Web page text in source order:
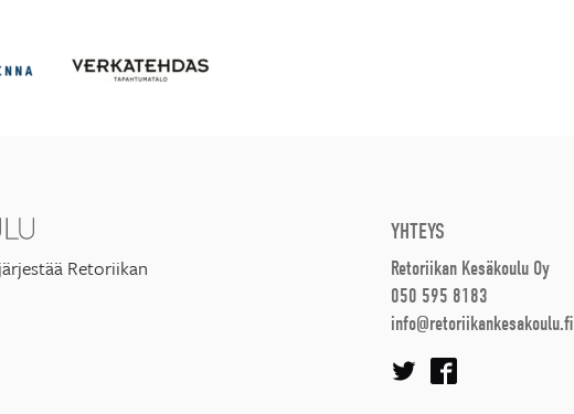
Retoriikan
YHTEYS
Retoriikan Kesäkoulu Oy
050 595 8183
info@retoriikankesakoulu.fi